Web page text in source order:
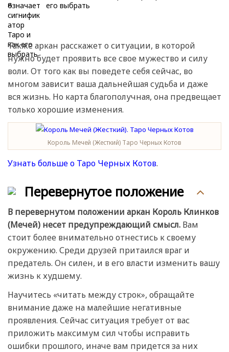
его выбрать
Также аркан расскажет о ситуации, в которой
нужно будет проявить все свое мужество и силу
воли. От того как вы поведете себя сейчас, во
многом зависит ваша дальнейшая судьба и даже
вся жизнь. Но карта благополучная, она предвещает
только хорошие изменения.
Король Мечей (Жесткий) Таро Черных Котов
Узнать больше о Таро Черных Котов.
Перевернутое положение
В перевернутом положении аркан Король Клинков
(Мечей) несет предупреждающий смысл. Вам
стоит более внимательно отнестись к своему
окружению. Среди друзей притаился враг и
предатель. Он силен, и в его власти изменить вашу
жизнь к худшему.
Научитесь «читать между строк», обращайте
внимание даже на малейшие негативные
проявления. Сейчас ситуация требует от вас
приложить максимум сил чтобы исправить
ошибки прошлого, иначе вам придется за них